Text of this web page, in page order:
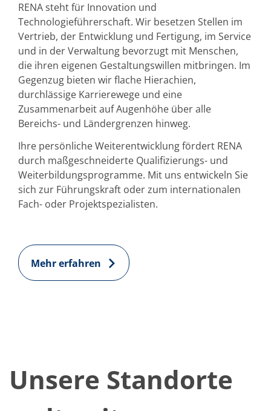
RENA steht für Innovation und
Technologieführerschaft. Wir besetzen Stellen im
Vertrieb, der Entwicklung und Fertigung, im Service
und in der Verwaltung bevorzugt mit Menschen,
die ihren eigenen Gestaltungswillen mitbringen. Im
Gegenzug bieten wir flache Hierachien,
durchlässige Karrierewege und eine
Zusammenarbeit auf Augenhöhe über alle
Bereichs- und Ländergrenzen hinweg.
Ihre persönliche Weiterentwicklung fördert RENA
durch maßgeschneiderte Qualifizierungs- und
Weiterbildungsprogramme. Mit uns entwickeln Sie
sich zur Führungskraft oder zum internationalen
Fach- oder Projektspezialisten.
Mehr erfahren
Unsere Standorte